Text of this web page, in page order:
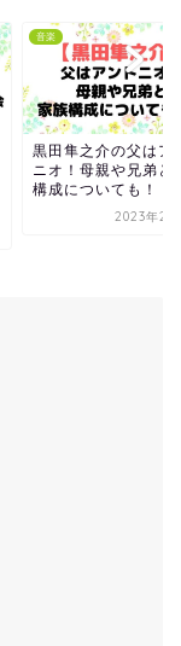
音楽
黒田隼之介の父はア
ニオ！母親や兄弟と
構成についても！
2023年2